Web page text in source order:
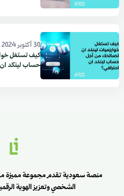
30 أكتوبر 2024
كيف تستغل
حساب لينكد ان
منصة سعودية تقدم مجموعة مميزة من
الشخصي وتعزيز الهوية